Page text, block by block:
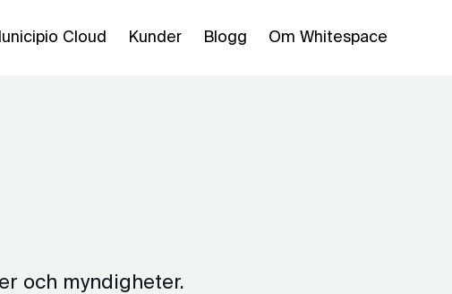
Cloud Kunder Blogg Om Whitespace
och myndigheter.